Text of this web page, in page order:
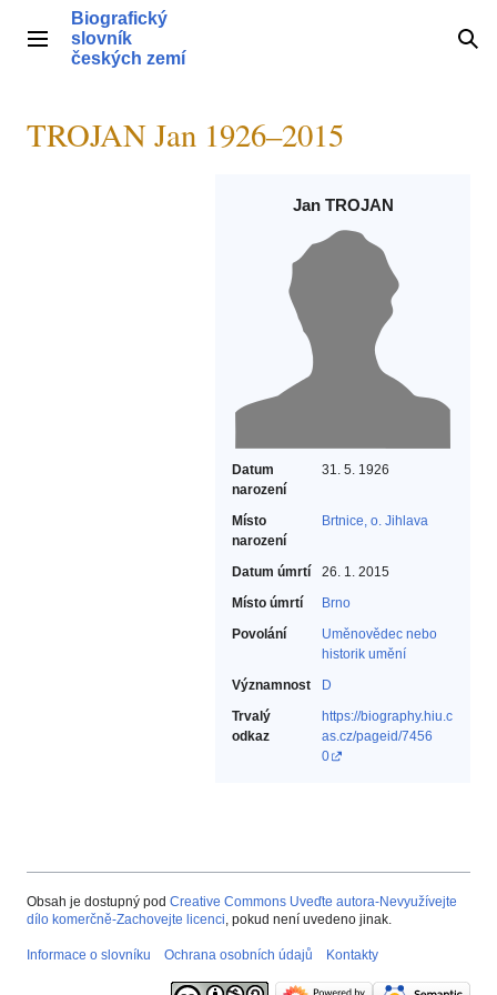
obsahHlavní menu
Biografický
slovník
českých zemí
TROJAN Jan 1926–2015
Jan TROJAN
Datum
narození
31. 5. 1926
Místo
narození
Brtnice, o. Jihlava
Datum úmrtí
26. 1. 2015
Místo úmrtí
Brno
Povolání
Uměnovědec nebo
historik umění‎
Významnost
D
Trvalý
odkaz
https://biography.hiu.c
as.cz/pageid/7456
0
Obsah je dostupný pod Creative Commons Uveďte autora-Nevyužívejte
dílo komerčně-Zachovejte licenci, pokud není uvedeno jinak.
Informace o slovníku Ochrana osobních údajů Kontakty